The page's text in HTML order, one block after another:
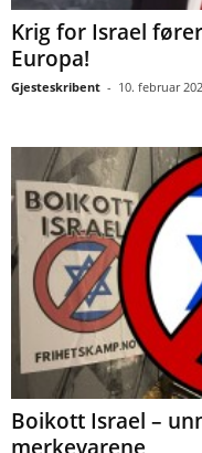
Krig for Israel
Europa!
Gjesteskribent - 10. februar
Boikott Israel –